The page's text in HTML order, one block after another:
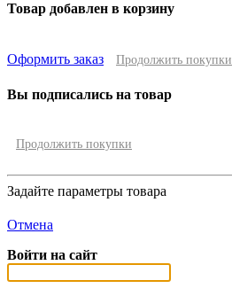
Товар добавлен в корзину
Оформить заказ Продолжить покупки
Вы подписались на товар
Продолжить покупки
Задайте параметры товара
Отмена
Войти на сайт